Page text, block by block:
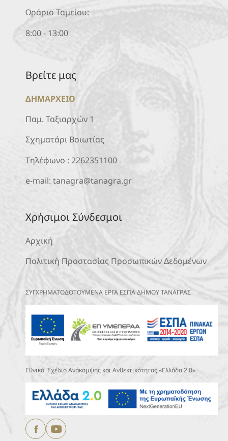
Ωράριο Ταμείου:
8:00 - 13:00
Βρείτε μας
ΔΗΜΑΡΧΕΙΟ
Παμ. Ταξιαρχών 1
Σχηματάρι Βοιωτίας
Τηλέφωνο : 2262351100
e-mail: tanagra@tanagra.gr
Χρήσιμοι Σύνδεσμοι
Αρχική
Πολιτική Προστασίας Προσωπικών Δεδομένων
ΣΥΓΧΡΗΜΑΤΟΔΟΤΟΥΜΕΝΑ ΕΡΓΑ ΕΣΠΑ ΔΗΜΟΥ ΤΑΝΑΓΡΑΣ
Εθνικό Σχέδιο Ανάκαμψης και Ανθεκτικότητας «Ελλάδα 2.0»